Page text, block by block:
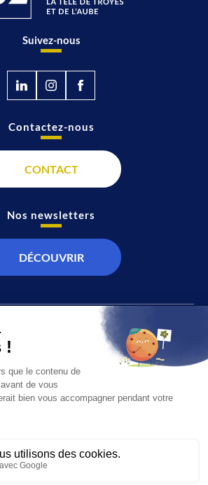
Suivez-nous
À propos de nous
Recevoir la chaîne
Contactez-nous
CONTACT
Nos newsletters
DÉCOUVRIR